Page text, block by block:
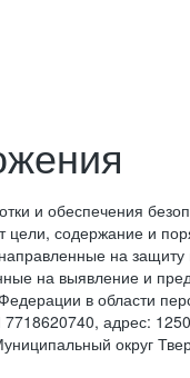
и обеспечения
содержание и
на
на выявление и
Федерации в области
адрес:
округ